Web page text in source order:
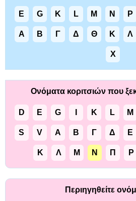
E G K L M N P
Α Β Γ Δ Θ Κ Λ
Χ
Ονόματα κοριτσιών που
D E G K L M
S V Α Β Γ Δ Ε
Κ Λ Μ Ν Π Ρ
Περιηγηθείτε